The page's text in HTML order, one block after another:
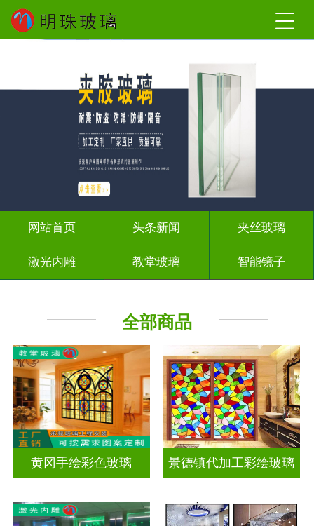
网站首页 头条新闻 夹丝玻璃
激光内雕 教堂玻璃 智能镜子
全部商品
黄冈手绘彩色玻璃 景德镇代加工彩绘玻璃